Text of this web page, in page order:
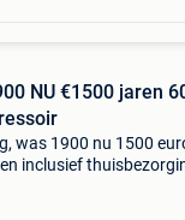
jaren 60 Retro teak
was 1900 nu 1500
inclusief